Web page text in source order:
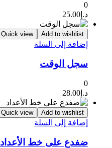
0
د.إ 25.00
Add to wishlist
Quick view
إضافة إلى السلة
سجل الوقت
0
د.إ 28.00
Add to wishlist
Quick view
إضافة إلى السلة
ضفدع على خط الأعداد